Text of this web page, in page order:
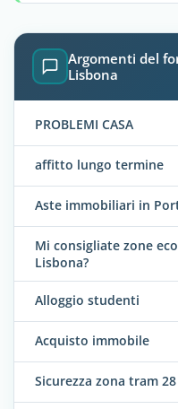
Argomenti del
Lisbona
PROBLEMI CASA
affitto lungo termine
Aste immobiliari in
Mi consigliate zone
Lisbona?
Alloggio studenti
Acquisto immobile
Sicurezza zona tram 28